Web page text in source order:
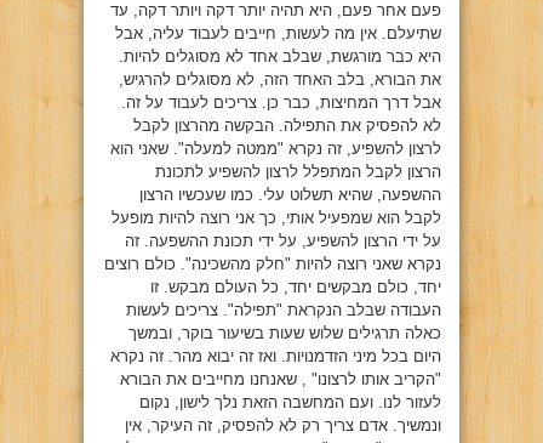
פעם אחר פעם, היא תהיה יותר דקה ויותר דקה, עד
שתיעלם. אין מה לעשות, חייבים לעבוד עליה, אבל
היא כבר מורגשת, שבלב אחד לא מסוגלים להיות.
את הבורא, בלב האחד הזה, לא מסוגלים להרגיש,
אבל דרך המחיצות, כבר כן. צריכים לעבוד על זה.
לא להפסיק את התפילה. הבקשה מהרצון לקבל
לרצון להשפיע, זה נקרא "ממטה למעלה". שאני הוא
הרצון לקבל המתפלל לרצון להשפיע לתכונת
ההשפעה, שהיא תשלוט עלי. כמו שעכשיו הרצון
לקבל הוא שמפעיל אותי, כך אני רוצה להיות מופעל
על ידי הרצון להשפיע, על ידי תכונת ההשפעה. זה
נקרא שאני רוצה להיות "חלק מהשכינה". כולם רוצים
יחד, כולם מבקשים יחד, כל העולם מבקש. זו
העבודה שבלב הנקראת "תפילה". צריכים לעשות
כאלה תרגילים שלוש שעות בשיעור בוקר, ובמשך
היום בכל מיני הזדמנויות. ואז זה יבוא מהר. זה נקרא
"הקריב אותו לרצונו" , שאנחנו מחייבים את הבורא
לעזור לנו. ועם המחשבה הזאת נלך לישון, נקום
ונמשיך. אדם צריך רק לא להפסיק, זה העיקר, אין